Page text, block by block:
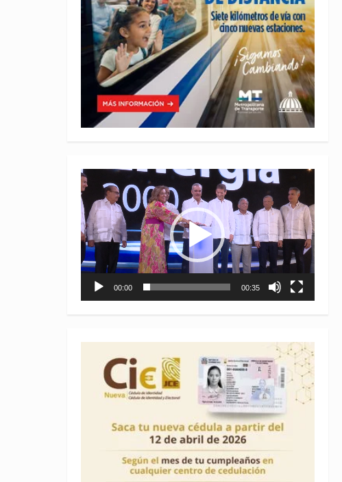
Reproductor
de
vídeo
00:00 00:35